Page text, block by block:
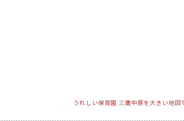
うれしい保育園 三鷹中原を大きい地図